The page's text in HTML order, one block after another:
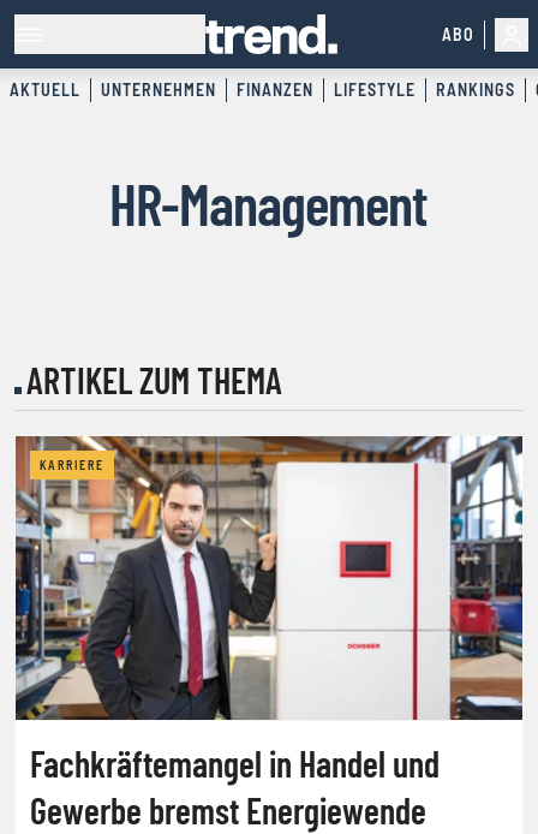
ABO
AKTUELL UNTERNEHMEN FINANZEN LIFESTYLE RANKINGS
HR-Management
ARTIKEL ZUM THEMA
KARRIERE
Fachkräftemangel in Handel und
Gewerbe bremst Energiewende